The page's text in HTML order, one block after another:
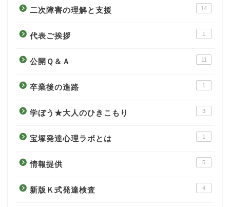
二次障害の理解と支援 14
代表ご挨拶 1
公開Ｑ＆Ａ 11
卒業後の進路 1
学ぼう★大人のひきこもり 3
宝塚発達心理ラボとは 1
情報提供 5
新版Ｋ式発達検査 4